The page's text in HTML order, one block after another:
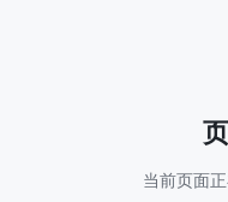
当前页面